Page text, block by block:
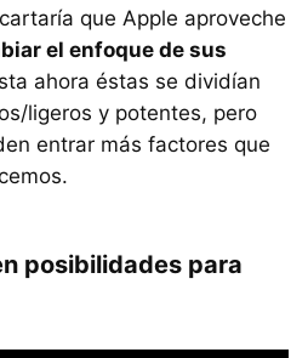
que Apple aproveche
el enfoque de sus
ahora éstas se dividían
ligeros y potentes, pero
entrar más factores que
posibilidades para